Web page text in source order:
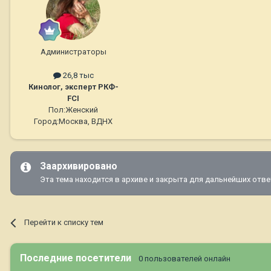
Администраторы
26,8 тыс
Кинолог, эксперт РКФ-
FCI
Пол:Женский
Город:Москва, ВДНХ
Заархивировано
Эта тема находится в архиве и закрыта для дальнейших
Перейти к списку тем
Последние посетители 0 пользователей онлайн